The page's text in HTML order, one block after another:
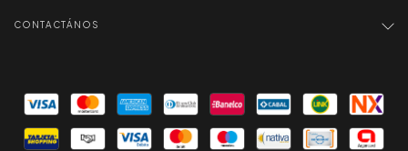
CONTACTÁNOS